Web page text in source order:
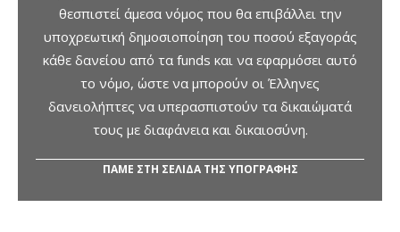
θεσπιστεί άμεσα νόμος που θα επιβάλλει την
υποχρεωτική δημοσιοποίηση του ποσού εξαγοράς
κάθε δανείου από τα funds και να εφαρμόσει αυτό
το νόμο, ώστε να μπορούν οι Έλληνες
δανειολήπτες να υπερασπιστούν τα δικαιώματά
τους με διαφάνεια και δικαιοσύνη.
ΠΑΜΕ ΣΤΗ ΣΕΛΙΔΑ ΤΗΣ ΥΠΟΓΡΑΦΗΣ